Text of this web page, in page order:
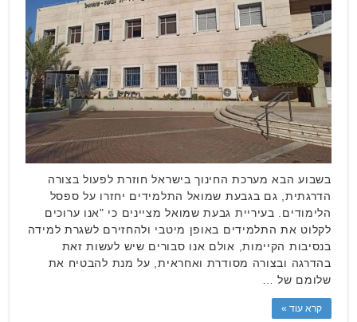
בשבוע הבא מערכת החינוך בישראל חוזרת לפעול בצורה
הדרגתית, גם בגבעת שמואל התלמידים יחזרו על ספסל
הלימודים. בעיריית גבעת שמואל מציינים כי "אנו ערוכים
לקלוט את התלמידים באופן מיטבי ולהחזירם לשגרת למידה
בנסיבות הקיימות, אולם אנו סבורים שיש לעשות זאת
בהדרגה ובצורה מסודרת ואחראית, על מנת להבטיח את
שלומם של …
קרא עוד »